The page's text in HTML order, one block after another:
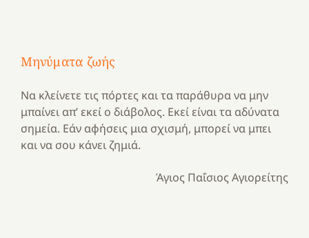
Μηνύματα ζωής
Να κλείνετε τις πόρτες και τα παράθυρα να μην
μπαίνει απ’ εκεί ο διάβολος. Εκεί είναι τα αδύνατα
σημεία. Εάν αφήσεις μια σχισμή, μπορεί να μπει
και να σου κάνει ζημιά.
Άγιος Παΐσιος Αγιορείτης